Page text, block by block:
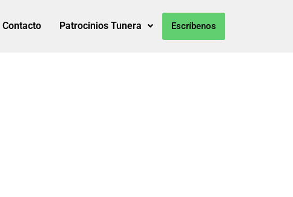
Contacto Patrocinios Tunera Escríbenos